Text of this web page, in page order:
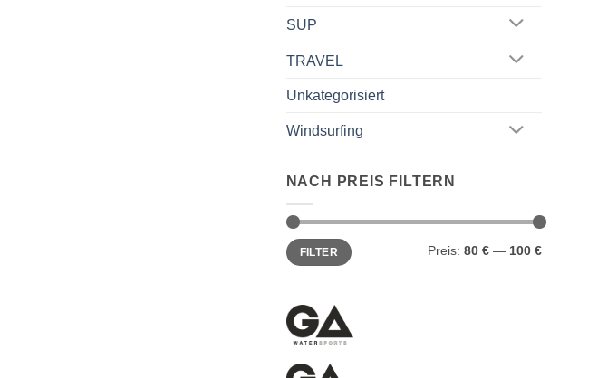
SUP
TRAVEL
Unkategorisiert
Windsurfing
NACH PREIS FILTERN
Min.
Preis
Max.
PreisFILTER Preis: 80 € — 100 €